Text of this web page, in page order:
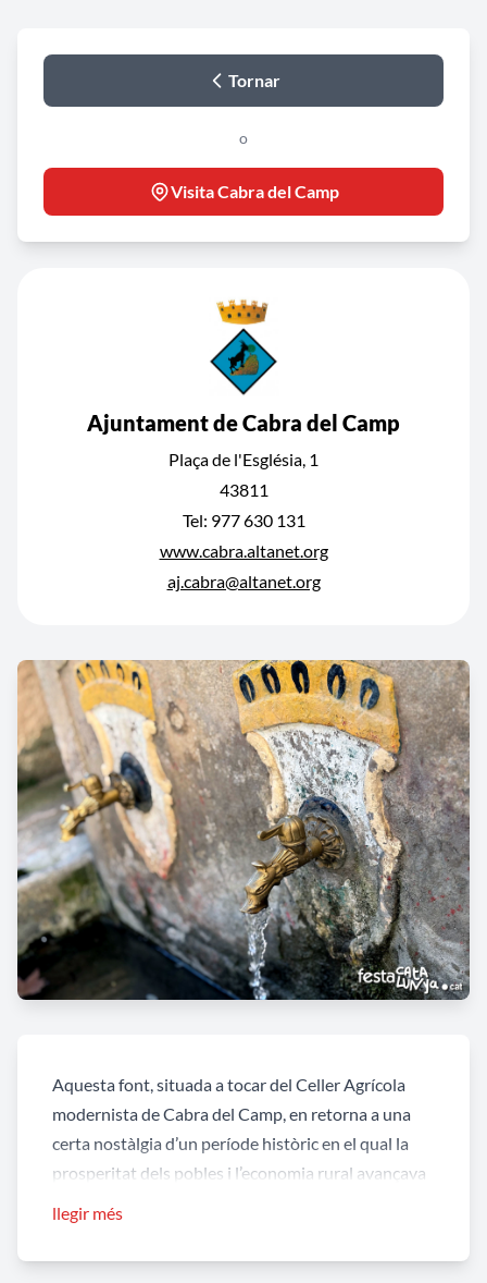
Tornar
o
Visita Cabra del Camp
Ajuntament de Cabra del Camp
Plaça de l'Església, 1
43811
Tel: 977 630 131
www.cabra.altanet.org
aj.cabra@altanet.org
Aquesta font, situada a tocar del Celler Agrícola
modernista de Cabra del Camp, en retorna a una
certa nostàlgia d’un període històric en el qual la
prosperitat dels pobles i l’economia rural avançava
exemples de la transformació de la qualitat de vida
llegir més